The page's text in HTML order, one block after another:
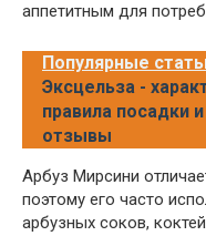
аппетитным для
Популярные
Эксцельза -
правила посадки
отзывы
Арбуз Мирсини
поэтому его часто
арбузных соков,